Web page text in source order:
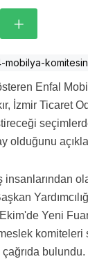
Enfal
İzmir Ticaret
olduğunu
insanlarından
Yeni
komiteleri
çağrıda bulundu.